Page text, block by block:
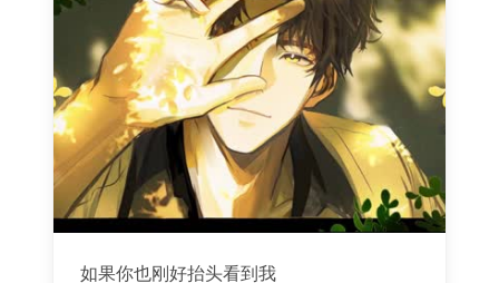
如果你也刚好抬头看到我